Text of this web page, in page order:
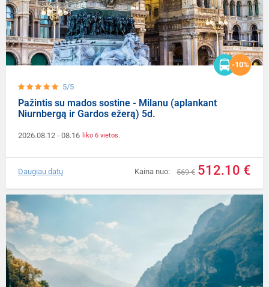
5/5
-10%
Pažintis su mados sostine - Milanu (aplankant
Niurnbergą ir Gardos ežerą) 5d.
2026.08.12 - 08.16 liko 6 vietos.
Kaina nuo: 569 € 512.10 €
Daugiau datų